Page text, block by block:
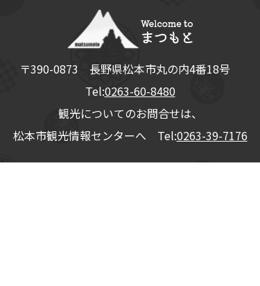
〒390-0873 長野県松本市丸の内4番18号
Tel:0263-60-8480
観光についてのお問合せは、
松本市観光情報センターへ Tel:0263-39-7176